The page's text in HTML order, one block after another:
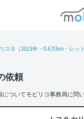
ス G（2023年・0.6万km・レッド
依頼
ついてモビリコ事務局に問い